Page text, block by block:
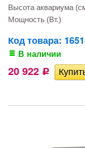
Высота аквариума
Мощность (Вт.)
Код товара:
В наличии
20 922 Р